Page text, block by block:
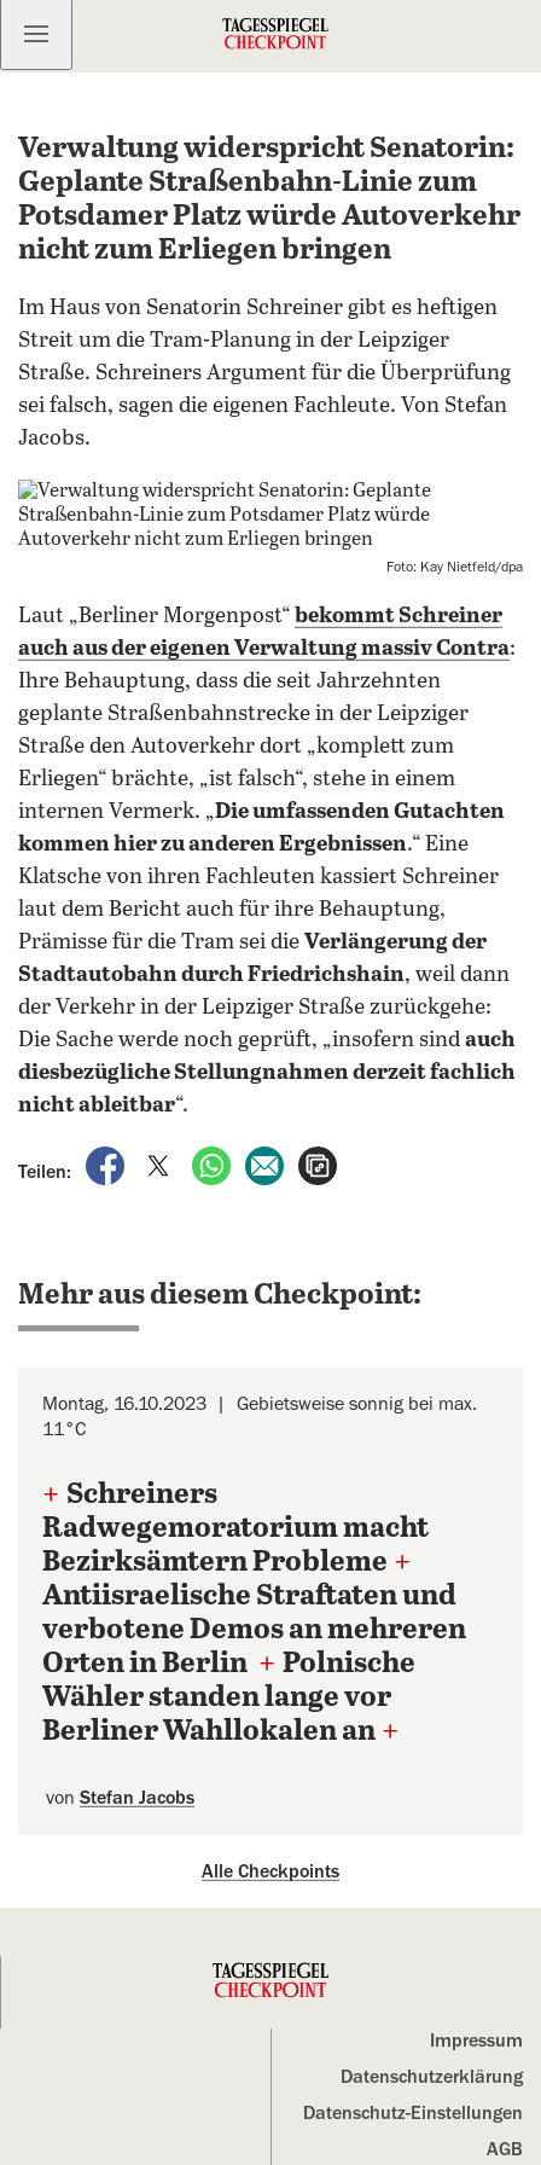
Kostenlos anmelden
Verwaltung widerspricht Senatorin:
Geplante Straßenbahn-Linie zum
Potsdamer Platz würde Autoverkehr
nicht zum Erliegen bringen
Im Haus von Senatorin Schreiner gibt es heftigen
Streit um die Tram-Planung in der Leipziger
Straße. Schreiners Argument für die Überprüfung
sei falsch, sagen die eigenen Fachleute. Von Stefan
Jacobs.
Foto: Kay Nietfeld/dpa
Laut „Berliner Morgenpost“ bekommt Schreiner
auch aus der eigenen Verwaltung massiv Contra:
Ihre Behauptung, dass die seit Jahrzehnten
geplante Straßenbahnstrecke in der Leipziger
Straße den Autoverkehr dort „komplett zum
Erliegen“ brächte, „ist falsch“, stehe in einem
internen Vermerk. „Die umfassenden Gutachten
kommen hier zu anderen Ergebnissen.“ Eine
Klatsche von ihren Fachleuten kassiert Schreiner
laut dem Bericht auch für ihre Behauptung,
Prämisse für die Tram sei die Verlängerung der
Stadtautobahn durch Friedrichshain, weil dann
der Verkehr in der Leipziger Straße zurückgehe:
Die Sache werde noch geprüft, „insofern sind auch
diesbezügliche Stellungnahmen derzeit fachlich
nicht ableitbar“.
Teilen:
auf Facebook teilen
auf X teilenper WhatsApp teilen
per E-Mail teilen
Mehr aus diesem Checkpoint:
Montag, 16.10.2023
Gebietsweise sonnig bei max.
11°C
+ Schreiners
Radwegemoratorium macht
Bezirksämtern Probleme +
Antiisraelische Straftaten und
verbotene Demos an mehreren
Orten in Berlin + Polnische
Wähler standen lange vor
Berliner Wahllokalen an +
von Stefan Jacobs
Alle Checkpoints
Impressum
Datenschutz­erklärung
Datenschutz-Einstellungen
AGB